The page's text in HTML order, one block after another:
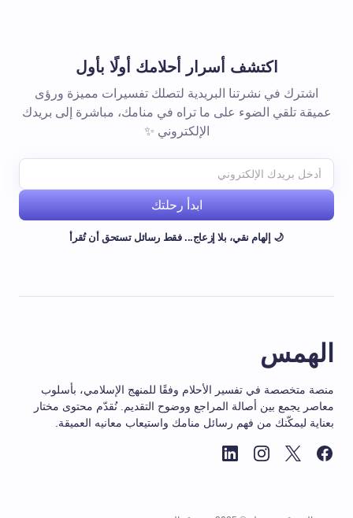
اكتشف أسرار أحلامك أولًا بأول
اشترك في نشرتنا البريدية لتصلك تفسيرات مميزة ورؤى
عميقة تلقي الضوء على ما تراه في منامك، مباشرة إلى بريدك
الإلكتروني ✨
ابدأ رحلتك
🌙 إلهام نقي، بلا إزعاج... فقط رسائل تستحق أن تُقرأ
الهمس
منصة متخصصة في تفسير الأحلام وفقًا للمنهج الإسلامي، بأسلوب
معاصر يجمع بين أصالة المراجع ووضوح التقديم. نُقدّم محتوى مختار
بعناية ليمكّنك من فهم رسائل منامك واستيعاب معانيه العميقة.